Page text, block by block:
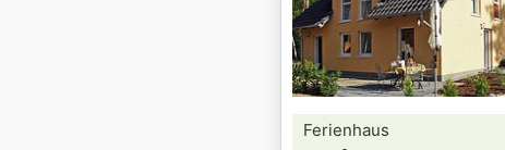
Ferienhaus